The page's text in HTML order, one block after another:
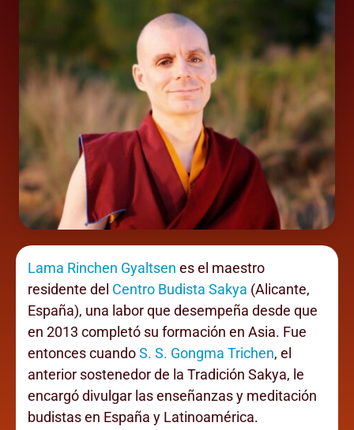
Lama Rinchen Gyaltsen es el maestro
residente del Centro Budista Sakya (Alicante,
España), una labor que desempeña desde que
en 2013 completó su formación en Asia. Fue
entonces cuandoS. S. Gongma Trichen, el
anterior sostenedor de la Tradición Sakya, le
encargó divulgar las enseñanzas y meditación
budistas en España y Latinoamérica.